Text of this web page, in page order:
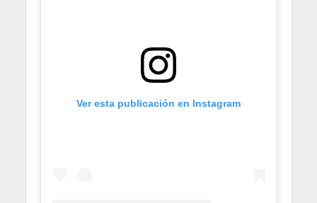
Ver esta publicación en Instagram